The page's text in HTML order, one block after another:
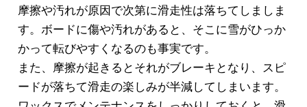
摩擦や汚れが原因で次第に滑走性は落ちてしましま
す。ボードに傷や汚れがあると、そこに雪がひっか
かって転びやすくなるのも事実です。
また、摩擦が起きるとそれがブレーキとなり、スピ
ードが落ちて滑走の楽しみが半減してしまいます。